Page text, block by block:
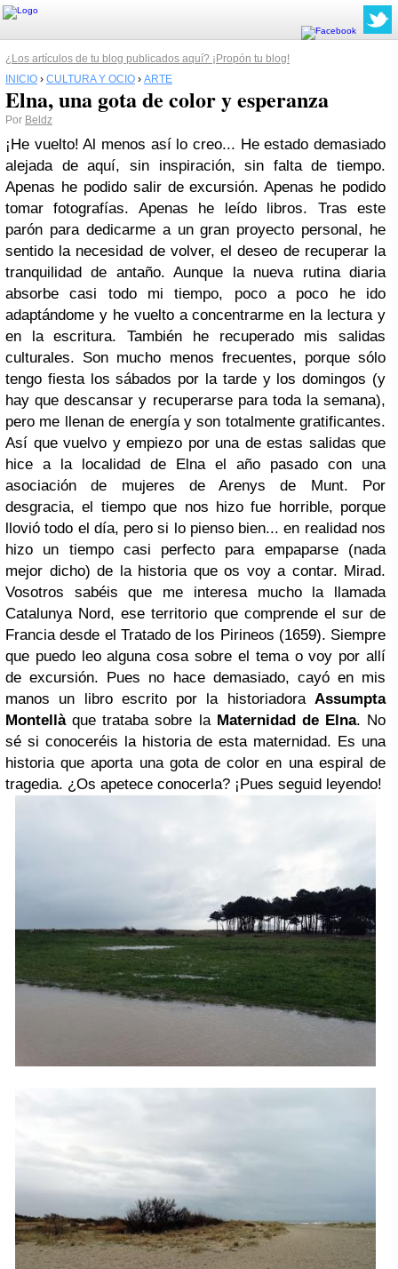
¿Los artículos de tu blog publicados aquí? ¡Propón tu blog!
INICIO › CULTURA Y OCIO › ARTE
Elna, una gota de color y esperanza
Por Beldz
¡He vuelto! Al menos así lo creo... He estado demasiado
alejada de aquí, sin inspiración, sin falta de tiempo.
Apenas he podido salir de excursión. Apenas he podido
tomar fotografías. Apenas he leído libros. Tras este
parón para dedicarme a un gran proyecto personal, he
sentido la necesidad de volver, el deseo de recuperar la
tranquilidad de antaño. Aunque la nueva rutina diaria
absorbe casi todo mi tiempo, poco a poco he ido
adaptándome y he vuelto a concentrarme en la lectura y
en la escritura. También he recuperado mis salidas
culturales. Son mucho menos frecuentes, porque sólo
tengo fiesta los sábados por la tarde y los domingos (y
hay que descansar y recuperarse para toda la semana),
pero me llenan de energía y son totalmente gratificantes.
Así que vuelvo y empiezo por una de estas salidas que
hice a la localidad de Elna el año pasado con una
asociación de mujeres de Arenys de Munt. Por
desgracia, el tiempo que nos hizo fue horrible, porque
llovió todo el día, pero si lo pienso bien... en realidad nos
hizo un tiempo casi perfecto para empaparse (nada
mejor dicho) de la historia que os voy a contar. Mirad.
Vosotros sabéis que me interesa mucho la llamada
Catalunya Nord, ese territorio que comprende el sur de
Francia desde el Tratado de los Pirineos (1659). Siempre
que puedo leo alguna cosa sobre el tema o voy por allí
de excursión. Pues no hace demasiado, cayó en mis
manos un libro escrito por la historiadora Assumpta
Montellàque trataba sobre la Maternidad de Elna. No
sé si conoceréis la historia de esta maternidad. Es una
historia que aporta una gota de color en una espiral de
tragedia. ¿Os apetece conocerla? ¡Pues seguid leyendo!